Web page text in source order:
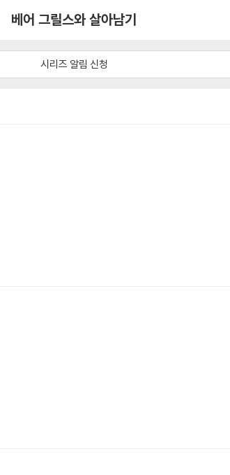
베어 그릴스와 살아남기
시리즈 알림 신청